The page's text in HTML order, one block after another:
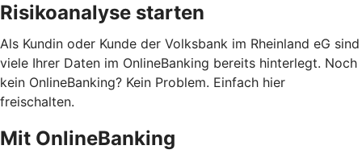
Risikoanalyse starten
Als Kundin oder Kunde der Volksbank im Rheinland eG sind
viele Ihrer Daten im OnlineBanking bereits hinterlegt. Noch
kein OnlineBanking? Kein Problem. Einfach hier
freischalten.
Mit OnlineBanking